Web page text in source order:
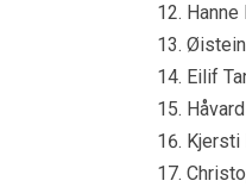
Eilif
Kjersti